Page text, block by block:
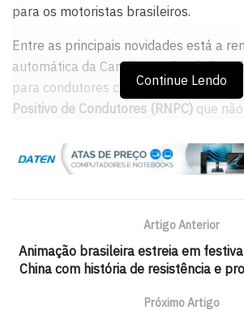
para os motoristas brasileiros.
Entre as principais novidades está a
automática da Carteira Nacional de
para condutores cadastrados no
Positivo de Condutores (RNPC) que
A medida já vinha sendo aplicada
pelo Congresso Nacional.
Incentivo aos bons condutores
Durante a cerimônia de sanção, Lula
Continue Lendo
Artigo Anterior
Animação brasileira estreia em
China com história de resistência e
Próximo Artigo